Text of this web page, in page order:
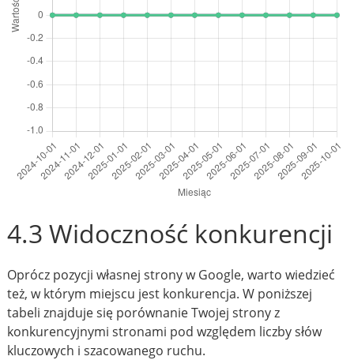
4.3 Widoczność konkurencji
Oprócz pozycji własnej strony w Google, warto wiedzieć
też, w którym miejscu jest konkurencja. W poniższej
tabeli znajduje się porównanie Twojej strony z
konkurencyjnymi stronami pod względem liczby słów
kluczowych i szacowanego ruchu.